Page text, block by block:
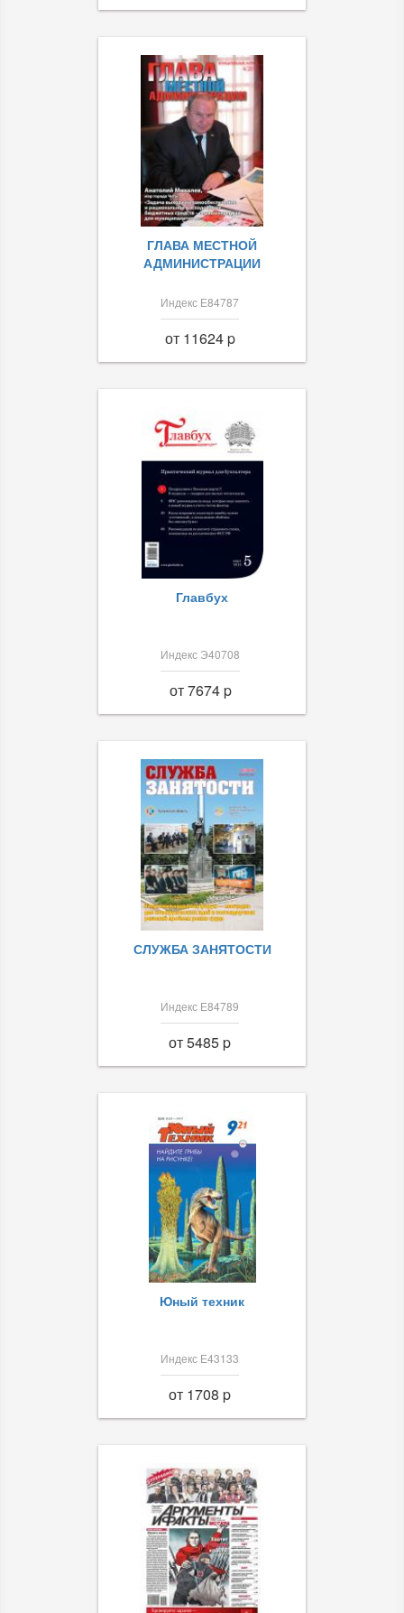
ГЛАВА МЕСТНОЙ
АДМИНИСТРАЦИИ
Индекс Е84787
от 11624 p
Главбух
Индекс Э40708
от 7674 p
СЛУЖБА ЗАНЯТОСТИ
Индекс Е84789
от 5485 p
Юный техник
Индекс Е43133
от 1708 p